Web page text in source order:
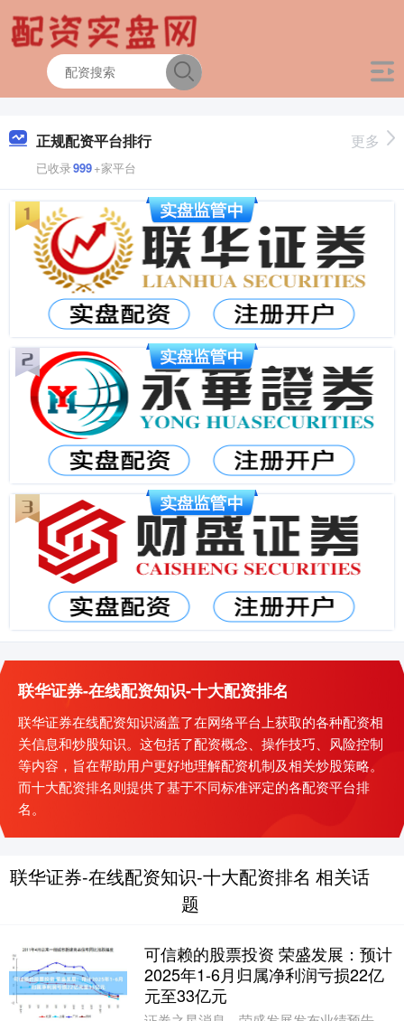
正规配资平台排行
已收录999+家平台
更多
联华证券-在线配资知识-十大配资排名
联华证券在线配资知识涵盖了在网络平台上获取的各种配资相
关信息和炒股知识。这包括了配资概念、操作技巧、风险控制
等内容，旨在帮助用户更好地理解配资机制及相关炒股策略。
而十大配资排名则提供了基于不同标准评定的各配资平台排
名。
联华证券-在线配资知识-十大配资排名 相关话
题
可信赖的股票投资 荣盛发展：预计
2025年1-6月归属净利润亏损22亿
元至33亿元